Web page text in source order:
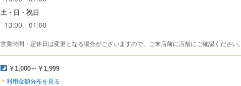
土・日・祝日
13:00 - 01:00
営業時間・定休日は変更となる場合がございますので、ご来店前に店舗にご確認ください。
￥1,000～￥1,999
利用金額分布を見る